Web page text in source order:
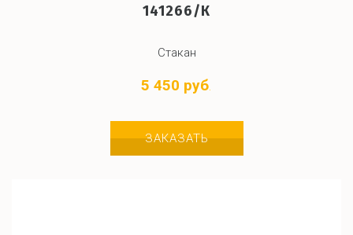
141266/К
Стакан
5 450 руб.
ЗАКАЗАТЬ